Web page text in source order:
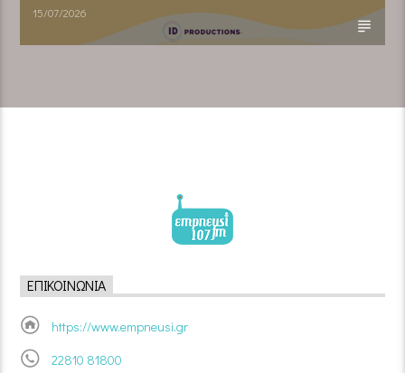
15/07/2026
ΕΠΙΚΟΙΝΩΝΊΑ
https://www.empneusi.gr
22810 81800